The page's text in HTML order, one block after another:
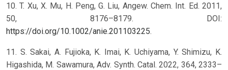
10. T. Xu, X. Mu, H. Peng, G. Liu, Angew. Chem. Int. Ed. 2011,
50, 8176–8179. DOI:
https://doi.org/10.1002/anie.201103225.
11. S. Sakai, A. Fujioka, K. Imai, K. Uchiyama, Y. Shimizu, K.
Higashida, M. Sawamura, Adv. Synth. Catal. 2022, 364, 2333–